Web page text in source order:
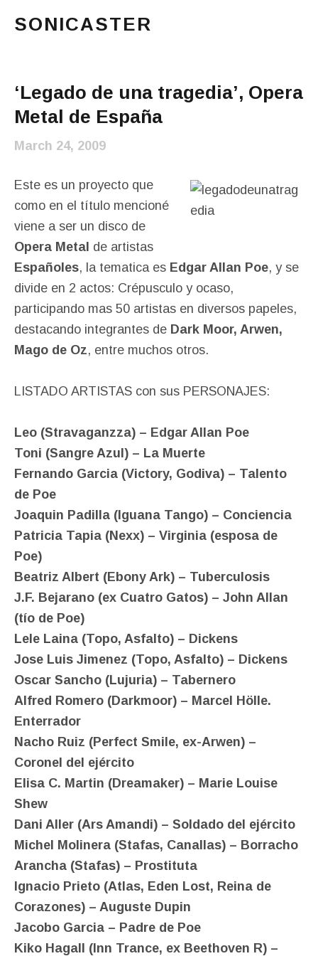
SONICASTER
‘Legado de una tragedia’, Opera
Metal de España
March 24, 2009
Este es un proyecto que
como en el título mencioné
viene a ser un disco de
Opera Metal de artistas
Españoles, la tematica es Edgar Allan Poe, y se
divide en 2 actos: Crépusculo y ocaso,
participando mas 50 artistas en diversos papeles,
destacando integrantes de Dark Moor, Arwen,
Mago de Oz, entre muchos otros.
LISTADO ARTISTAS con sus PERSONAJES:
Leo (Stravaganzza) – Edgar Allan Poe
Toni (Sangre Azul) – La Muerte
Fernando Garcia (Victory, Godiva) – Talento
de Poe
Joaquin Padilla (Iguana Tango) – Conciencia
Patricia Tapia (Nexx) – Virginia (esposa de
Poe)
Beatriz Albert (Ebony Ark) – Tuberculosis
J.F. Bejarano (ex Cuatro Gatos) – John Allan
(tío de Poe)
Lele Laina (Topo, Asfalto) – Dickens
Jose Luis Jimenez (Topo, Asfalto) – Dickens
Oscar Sancho (Lujuria) – Tabernero
Alfred Romero (Darkmoor) – Marcel Hölle.
Enterrador
Nacho Ruiz (Perfect Smile, ex-Arwen) –
Coronel del ejército
Elisa C. Martin (Dreamaker) – Marie Louise
Shew
Dani Aller (Ars Amandi) – Soldado del ejército
Michel Molinera (Stafas, Canallas) – Borracho
Arancha (Stafas) – Prostituta
Ignacio Prieto (Atlas, Eden Lost, Reina de
Corazones) – Auguste Dupin
Jacobo Garcia – Padre de Poe
Kiko Hagall (Inn Trance, ex Beethoven R) –